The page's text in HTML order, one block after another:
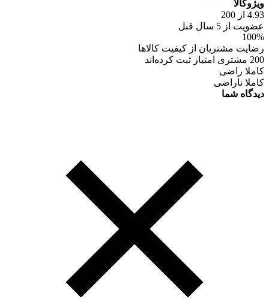
ویژوکالا
4.93 از 200
عضویت از 5 سال قبل
100%
رضایت مشتریان از کیفیت کالاها
200 مشتری امتیاز ثبت کرده‌اند
کاملا راضی
کاملا ناراضی
دیدگاه شما